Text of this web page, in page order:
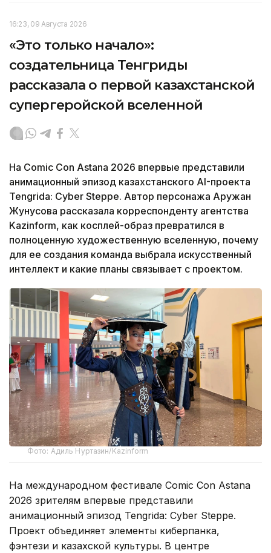
16:23, 09 Августа 2026
«Это только начало»:
создательница Тенгриды
рассказала о первой казахстанской
супергеройской вселенной
На Comic Con Astana 2026 впервые представили
анимационный эпизод казахстанского AI-проекта
Tengrida: Cyber Steppe. Автор персонажа Аружан
Жунусова рассказала корреспонденту агентства
Kazinform, как косплей-образ превратился в
полноценную художественную вселенную, почему
для ее создания команда выбрала искусственный
интеллект и какие планы связывает с проектом.
Фото: Адиль Нуртазин/Kazinform
На международном фестивале Comic Con Astana
2026 зрителям впервые представили
анимационный эпизод Tengrida: Cyber Steppe.
Проект объединяет элементы киберпанка,
фэнтези и казахской культуры. В центре